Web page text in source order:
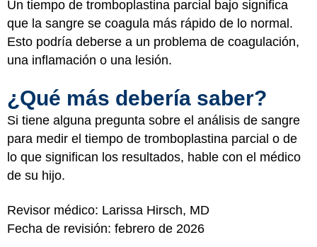
Un tiempo de tromboplastina parcial bajo significa
que la sangre se coagula más rápido de lo normal.
Esto podría deberse a un problema de coagulación,
una inflamación o una lesión.
¿Qué más debería saber?
Si tiene alguna pregunta sobre el análisis de sangre
para medir el tiempo de tromboplastina parcial o de
lo que significan los resultados, hable con el médico
de su hijo.
Revisor médico: Larissa Hirsch, MD
Fecha de revisión: febrero de 2026